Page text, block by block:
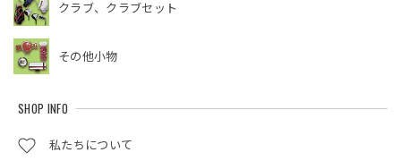
クラブ、クラブセット
その他小物
SHOP INFO
私たちについて